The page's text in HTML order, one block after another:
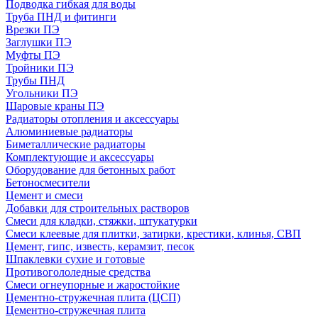
Подводка гибкая для воды
Труба ПНД и фитинги
Врезки ПЭ
Заглушки ПЭ
Муфты ПЭ
Тройники ПЭ
Трубы ПНД
Угольники ПЭ
Шаровые краны ПЭ
Радиаторы отопления и аксессуары
Алюминиевые радиаторы
Биметаллические радиаторы
Комплектующие и аксессуары
Оборудование для бетонных работ
Бетоносмесители
Цемент и смеси
Добавки для строительных растворов
Смеси для кладки, стяжки, штукатурки
Смеси клеевые для плитки, затирки, крестики, клинья, СВП
Цемент, гипс, известь, керамзит, песок
Шпаклевки сухие и готовые
Противогололедные средства
Смеси огнеупорные и жаростойкие
Цементно-стружечная плита (ЦСП)
Цементно-стружечная плита